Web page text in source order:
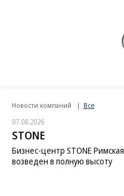
Новости компаний Все
07.08.2026
STONE
Бизнес-центр STONE Римская
возведен в полную высоту